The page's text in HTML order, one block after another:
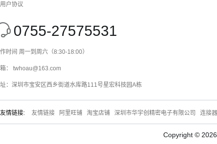
用户协议
0755-27575531
时间 周一到周六（8:30-18:00）
： twhoau@163.com
：深圳市宝安区西乡街道水库路111号星宏科技园A栋
友情链接: 友情链接 阿里旺铺 淘宝店铺 深圳市华宇创精密电子有限公司 连接
Copyright ©